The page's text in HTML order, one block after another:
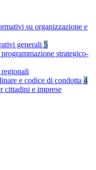
su organizzazione e
generali 5
strategico-
e codice di condotta 4
cittadini e imprese